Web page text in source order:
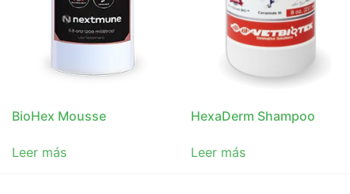
BioHex Mousse
Leer más
HexaDerm Shampoo
Leer más